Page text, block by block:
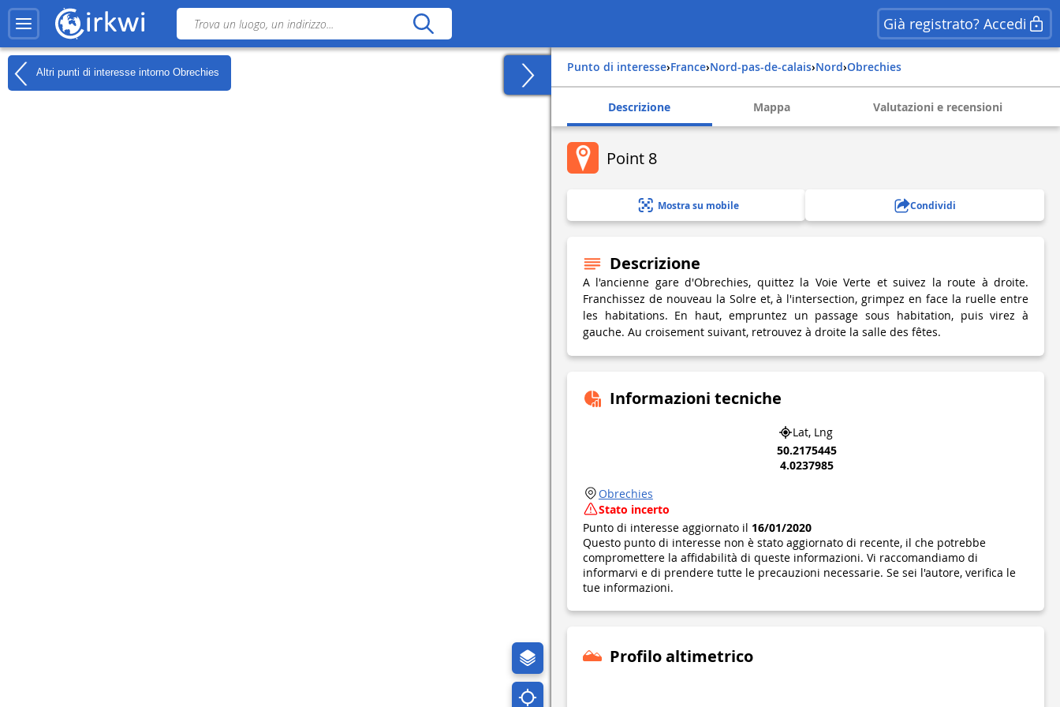
Già registrato? Accedi
Altri punti di interesse intorno Obrechies Punto di interesse› france› nord-pas-de-calais› nord› obrechies
Descrizione Mappa Valutazioni e recensioni
Point 8
Mostra su mobile Condividi
Descrizione
A l'ancienne gare d'Obrechies, quittez la Voie Verte et suivez la route à droite.
Franchissez de nouveau la Solre et, à l'intersection, grimpez en face la ruelle entre
les habitations. En haut, empruntez un passage sous habitation, puis virez à
gauche. Au croisement suivant, retrouvez à droite la salle des fêtes.
Informazioni tecniche
Lat, Lng
50.2175445
4.0237985
Obrechies
Stato incerto
Punto di interesse aggiornato il 16/01/2020
Questo punto di interesse non è stato aggiornato di recente, il che potrebbe
compromettere la affidabilità di queste informazioni. Vi raccomandiamo di
informarvi e di prendere tutte le precauzioni necessarie. Se sei l'autore, verifica le
tue informazioni.
Profilo altimetrico